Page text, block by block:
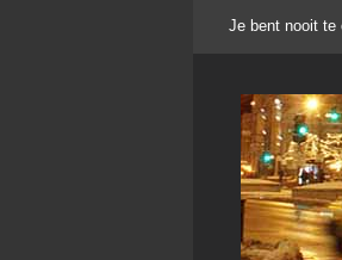
Je bent nooit te